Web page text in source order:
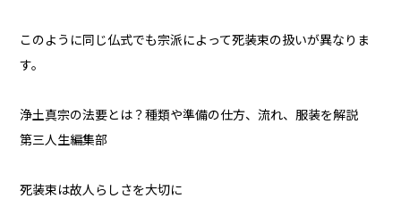
このように同じ仏式でも宗派によって死装束の扱いが異なりま
す。
浄土真宗の法要とは？種類や準備の仕方、流れ、服装を解説
第三人生編集部
死装束は故人らしさを大切に